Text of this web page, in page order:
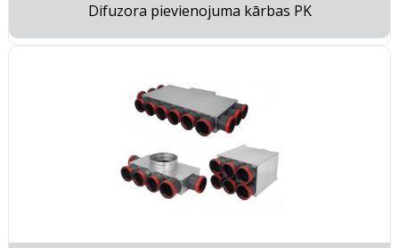
Difuzora pievienojuma kārbas PK